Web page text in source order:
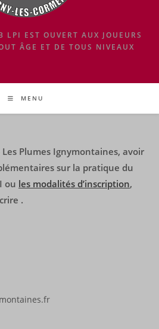
EST OUVERT AUX JOUEURS
ÂGE ET DE TOUS NIVEAUX
MENU
Plumes Ignymontaines, avoir
sur la pratique du
ou les modalités d’inscription,
.